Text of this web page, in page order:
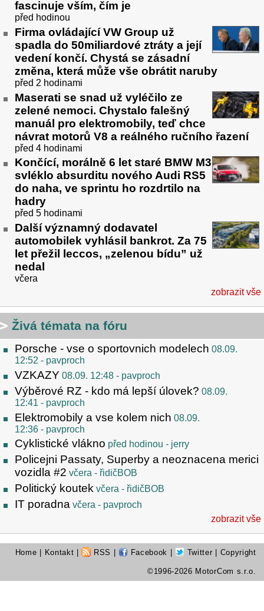
fascinuje vším, čím je
před hodinou
Firma ovládající VW Group už
spadla do 50miliardové ztráty a její
vedení končí. Chystá se zásadní
změna, která může vše obrátit naruby
před 2 hodinami
Maserati se snad už vyléčilo ze
zelené nemoci. Chystalo falešný
manuál pro elektromobily, teď chce
návrat motorů V8 a reálného ručního řazení
před 4 hodinami
Končící, morálně 6 let staré BMW M3
svléklo absurditu nového Audi RS5
do naha, ve sprintu ho rozdrtilo na
hadry
před 5 hodinami
Další významný dodavatel
automobilek vyhlásil bankrot. Za 75
let přežil leccos, „zelenou bídu” už
nedal
včera
zobrazit vše
Živá témata na fóru
Porsche - vse o sportovnich modelech 08.09.
12:52 - pavproch
VZKAZY 08.09. 12:48 - pavproch
Výběrové RZ - kdo má lepší úlovek? 08.09.
12:41 - pavproch
Elektromobily a vse kolem nich 08.09.
12:36 - pavproch
Cyklistické vlákno před hodinou - jerry
Policejni Passaty, Superby a neoznacena merici
vozidla #2 včera - řidičBOB
Politický koutek včera - řidičBOB
IT poradna včera - pavproch
zobrazit vše
Home | Kontakt | RSS | Facebook | Twitter | Copyright
©1996-2026 MotorCom s.r.o.